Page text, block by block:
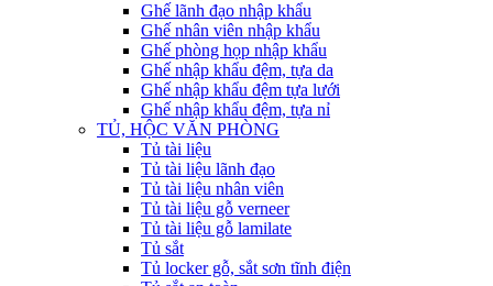
Ghế lãnh đạo nhập khẩu
Ghế nhân viên nhập khẩu
Ghế phòng họp nhập khẩu
Ghế nhập khẩu đệm, tựa da
Ghế nhập khẩu đệm tựa lưới
Ghế nhập khẩu đệm, tựa nỉ
TỦ, HỘC VĂN PHÒNG
Tủ tài liệu
Tủ tài liệu lãnh đạo
Tủ tài liệu nhân viên
Tủ tài liệu gỗ verneer
Tủ tài liệu gỗ lamilate
Tủ sắt
Tủ locker gỗ, sắt sơn tĩnh điện